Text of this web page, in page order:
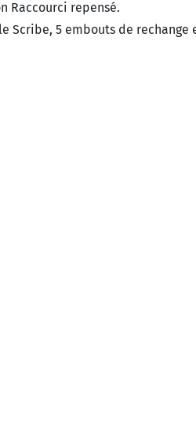
Raccourci repensé.
Scribe, 5 embouts de